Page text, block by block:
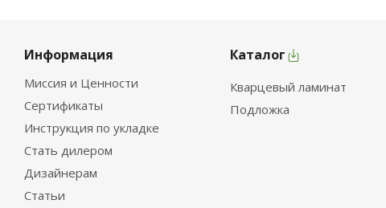
Информация
Миссия и Ценности
Сертификаты
Инструкция по укладке
Стать дилером
Дизайнерам
Статьи
Каталог
Кварцевый ламинат
Подложка